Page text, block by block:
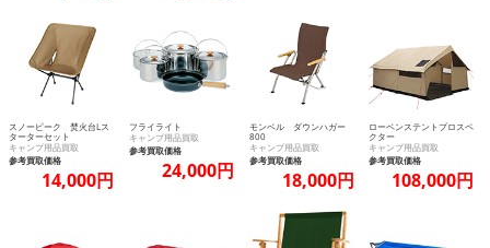
スノーピーク 焚火台Lス
ターターセット
キャンプ用品買取
参考買取価格
14,000円
フライライト
キャンプ用品買取
参考買取価格
24,000円
モンベル ダウンハガー
800
キャンプ用品買取
参考買取価格
18,000円
ローベンステントプロスペ
クター
キャンプ用品買取
参考買取価格
108,000円